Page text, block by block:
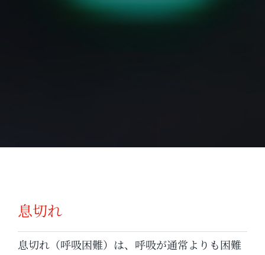
息切れ
息切れ（呼吸困難）は、呼吸が通常よりも困難